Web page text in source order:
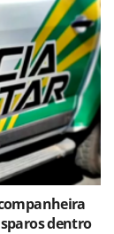
dentro